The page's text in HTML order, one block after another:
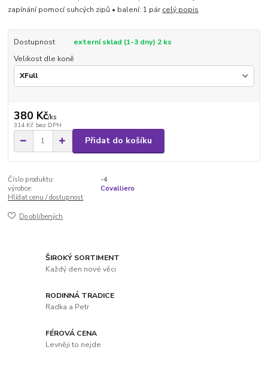
zapínání pomocí suhcých zipů • balení: 1 párcelý popis
Dostupnost
externí sklad (1-3 dny) 2 ks
Velikost dle koně
380 Kč/ks
314 Kč bez DPH
Přidat do košíku
Číslo produktu:
-4
výrobce:
Covalliero
Hlídat cenu / dostupnost
Do oblíbených
ŠIROKÝ SORTIMENT
Každý den nové věci
RODINNÁ TRADICE
Radka a Petr
FÉROVÁ CENA
Levněji to nejde